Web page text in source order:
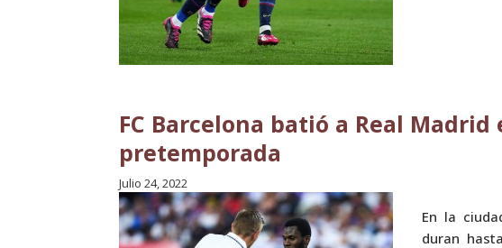
FC Barcelona batió a Real
pretemporada
Julio 24, 2022
En la
duran